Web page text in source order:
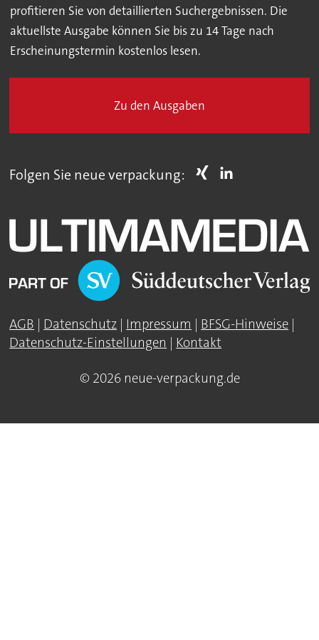
profitieren Sie von detaillierten Suchergebnissen. Die
aktuellste Ausgabe können Sie bis zu 14 Tage nach
Erscheinungstermin kostenlos lesen.
Zu den Ausgaben
Folgen Sie neue verpackung:
AGB | Datenschutz | Impressum | BFSG-Hinweise |
Datenschutz-Einstellungen | Kontakt
© 2026 neue-verpackung.de